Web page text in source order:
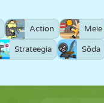
Action Meie
Strateegia Sõda